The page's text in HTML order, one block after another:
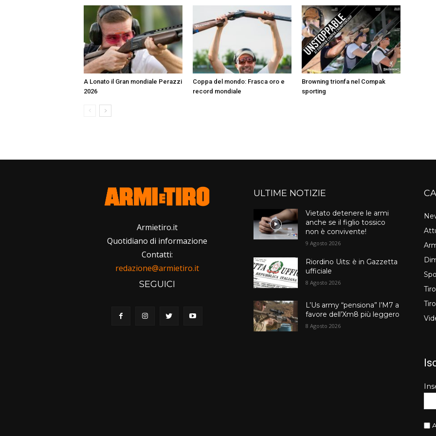
A Lonato il Gran mondiale Perazzi
2026
Coppa del mondo: Frasca oro e
record mondiale
Browning trionfa nel Compak
sporting
Armietiro.it
Quotidiano di informazione
Contatti:
redazione@armietiro.it
SEGUICI
ULTIME NOTIZIE
Vietato detenere le armi
anche se il figlio tossico
non è convivente!
9 Agosto 2026
Riordino Uits: è in Gazzetta
ufficiale
8 Agosto 2026
L’Us army “pensiona” l’M7 a
favore dell’Xm8 più leggero
8 Agosto 2026